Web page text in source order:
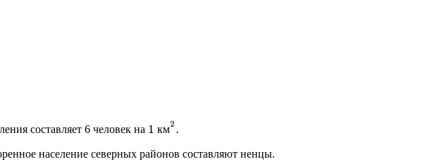
составляет 6 человек на км
1 км2
население северных районов составляют ненцы.